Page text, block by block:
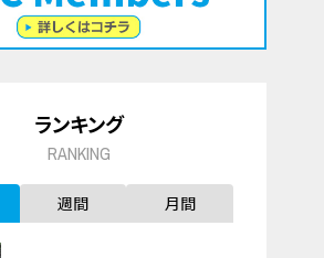
ランキング
RANKING
週間 月間